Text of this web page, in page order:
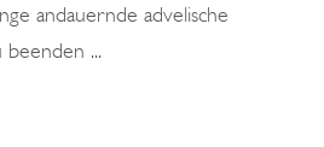
andauernde advelische
...